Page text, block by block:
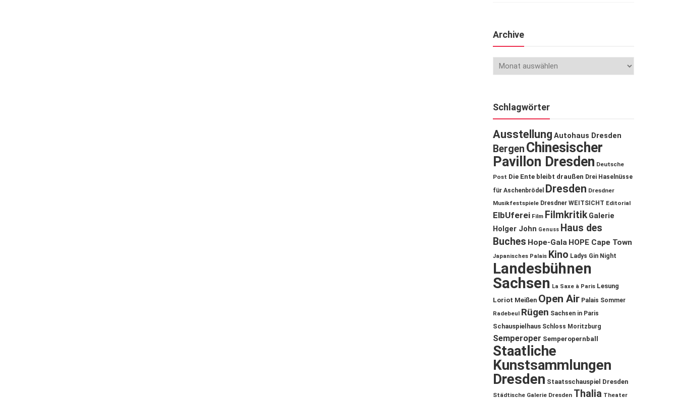
Archive
Schlagwörter
Ausstellung Autohaus Dresden
Bergen Chinesischer
Pavillon Dresden Deutsche
Post Die Ente bleibt draußen Drei Haselnüsse
für Aschenbrödel
Dresden Dresdner
Musikfestspiele Dresdner WEITSICHT Editorial
ElbUferei Film Filmkritik Galerie
Holger John Genuss Haus des
Buches Hope-Gala HOPE Cape Town
Japanisches Palais Kino Ladys Gin Night
Landesbühnen
Sachsen La Saxe à Paris Lesung
Loriot Meißen Open Air Palais Sommer
Radebeul Rügen Sachsen in Paris
Schauspielhaus Schloss Moritzburg
Semperoper Semperopernball
Staatliche
Kunstsammlungen
Dresden Staatsschauspiel Dresden
Städtische Galerie Dresden Thalia Theater